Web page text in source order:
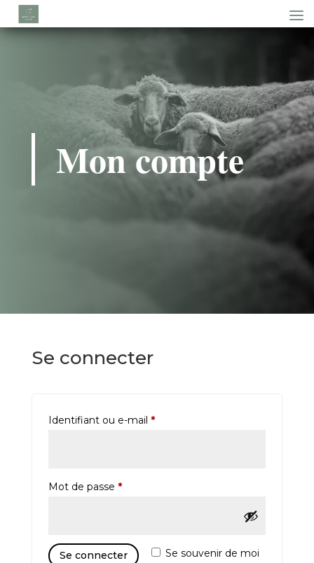
Mon compte
Se connecter
Identifiant ou e-mail *Obligatoire
Mot de passe *Obligatoire
Se souvenir de moi
Se connecter